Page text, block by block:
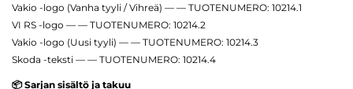
Vakio -logo (Vanha tyyli / Vihreä) — — TUOTENUMERO: 10214.1
VI RS -logo — — TUOTENUMERO: 10214.2
Vakio -logo (Uusi tyyli) — — TUOTENUMERO: 10214.3
Skoda -teksti — — TUOTENUMERO: 10214.4
📦 Sarjan sisältö ja takuu